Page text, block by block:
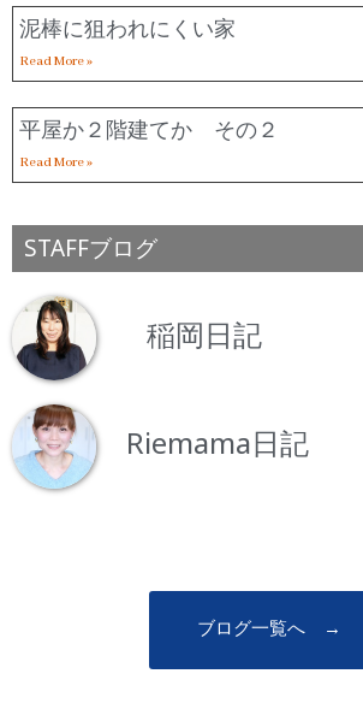
泥棒に狙われにくい家
Read More »
平屋か２階建てか その２
Read More »
STAFFブログ
稲岡日記
Riemama日記
ブログ一覧へ →